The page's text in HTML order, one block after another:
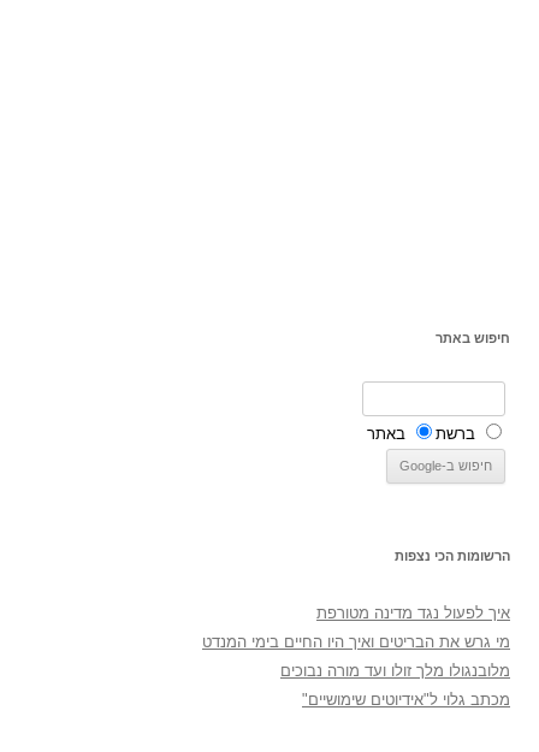
חיפוש באתר
ברשת באתר
הרשומות הכי נצפות
איך לפעול נגד מדינה מטורפת
מי גרש את הבריטים ואיך היו החיים בימי המנדט
מלובנגולו מלך זולו ועד מורה נבוכים
מכתב גלוי ל"אידיוטים שימושיים"